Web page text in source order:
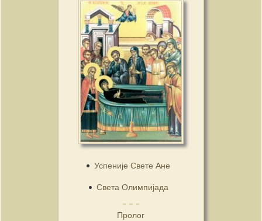
Успеније Свете Ане
Света Олимпијада
Пролог